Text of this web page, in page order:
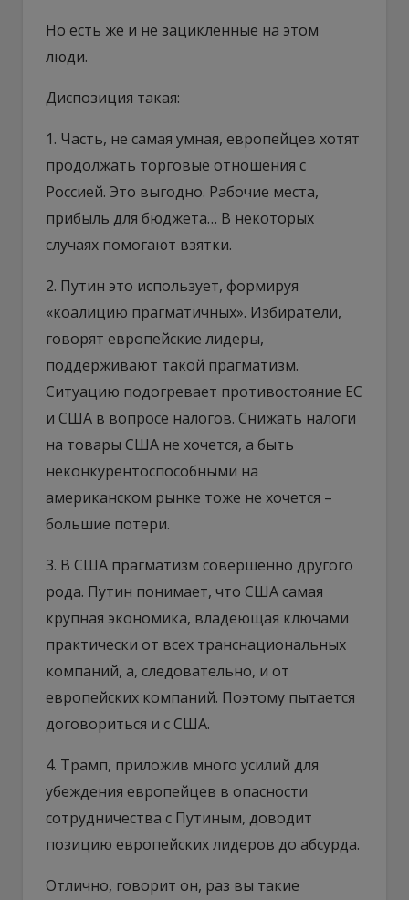
Но есть же и не зацикленные на этом
люди.
Диспозиция такая:
1. Часть, не самая умная, европейцев хотят
продолжать торговые отношения с
Россией. Это выгодно. Рабочие места,
прибыль для бюджета… В некоторых
случаях помогают взятки.
2. Путин это использует, формируя
«коалицию прагматичных». Избиратели,
говорят европейские лидеры,
поддерживают такой прагматизм.
Ситуацию подогревает противостояние ЕС
и США в вопросе налогов. Снижать налоги
на товары США не хочется, а быть
неконкурентоспособными на
американском рынке тоже не хочется –
большие потери.
3. В США прагматизм совершенно другого
рода. Путин понимает, что США самая
крупная экономика, владеющая ключами
практически от всех транснациональных
компаний, а, следовательно, и от
европейских компаний. Поэтому пытается
договориться и с США.
4. Трамп, приложив много усилий для
убеждения европейцев в опасности
сотрудничества с Путиным, доводит
позицию европейских лидеров до абсурда.
Отлично, говорит он, раз вы такие